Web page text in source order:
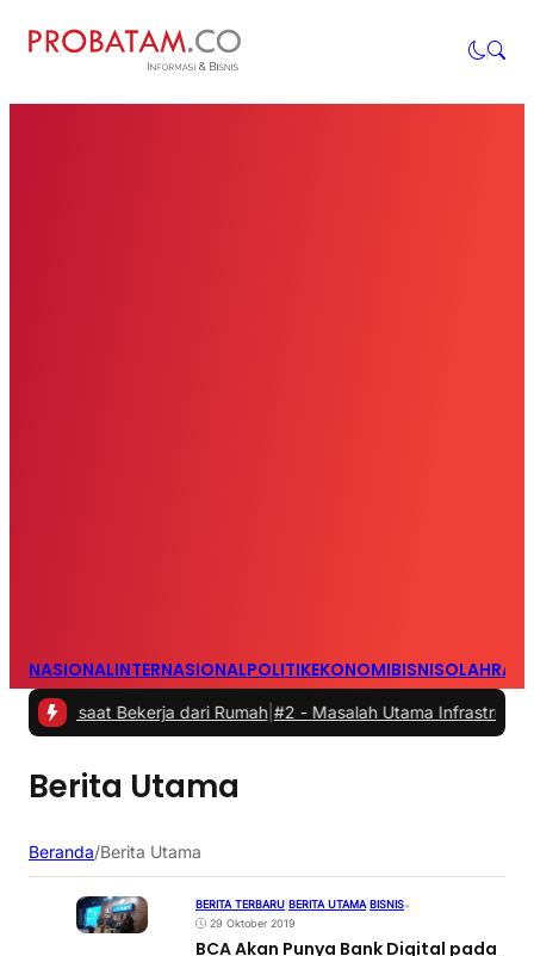
NASIONALINTERNASIONALPOLITIKEKONOMIBISNIS
saat Bekerja dari Rumah| #2 -Masalah Utama Infrastruktur
Berita Utama
Beranda/Berita Utama
BERITA TERBARU BERITA UTAMA| BISNIS•
29 Oktober 2019
BCA Akan Punya Bank Digital pada